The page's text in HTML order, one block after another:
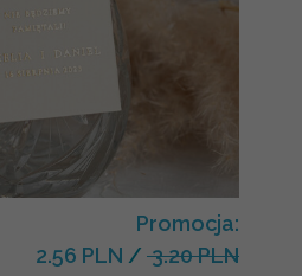
Promocja:
2.56 PLN / 3.20 PLN